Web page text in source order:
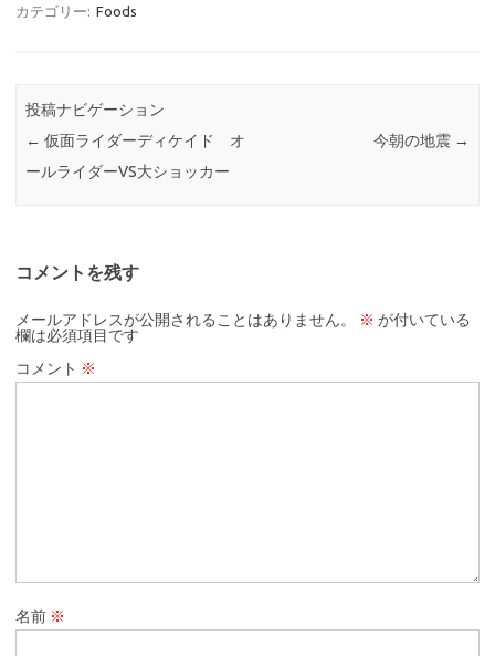
カテゴリー: Foods
投稿ナビゲーション
← 仮面ライダーディケイド オ
ールライダーVS大ショッカー
今朝の地震 →
コメントを残す
メールアドレスが公開されることはありません。 ※ が付いている
欄は必須項目です
コメント ※
名前 ※